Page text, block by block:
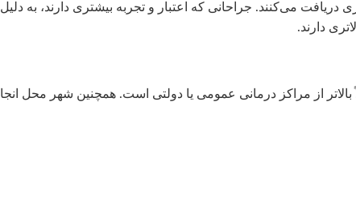
دریافت می‌کنند. جراحانی که اعتبار و تجربه بیشتری دارند، به دلیل
دارند.
از مراکز درمانی عمومی یا دولتی است. همچنین شهر محل